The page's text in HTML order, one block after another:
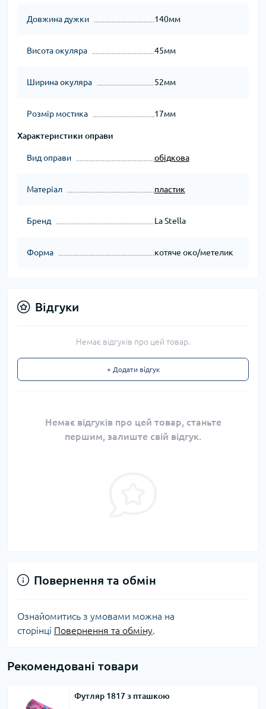
Довжина дужки 140мм
Висота окуляра 45мм
Ширина окуляра 52мм
Розмір мостика 17мм
Характеристики оправи
Вид оправи обідкова
Матеріал пластик
Бренд La Stella
Форма котяче око/метелик
Відгуки
Немає відгуків про цей товар.
+ Додати відгук
Немає відгуків про цей товар, станьте
першим, залиште свій відгук.
Повернення та обмін
Ознайомитись з умовами можна на
сторінці Повернення та обміну
Рекомендовані товари
Футляр 1817 з пташкою